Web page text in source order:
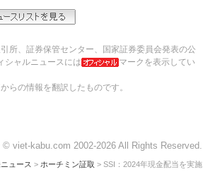
所、証券保管センター、国家証券委員会発表の公
シャルニュースには
マークを表示してい
らの情報を翻訳したものです。
© viet-kabu.com 2002-2026 All Rights Reserved.
ュース > ホーチミン証取 > SSI：2024年現金配当を実施